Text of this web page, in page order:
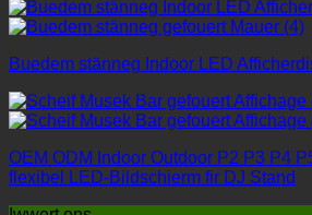
Buedem stänneg Indoor LED
OEM ODM Indoor Outdoor P2 P3 P4
flexibel LED-Bildschierm fir DJ Stand